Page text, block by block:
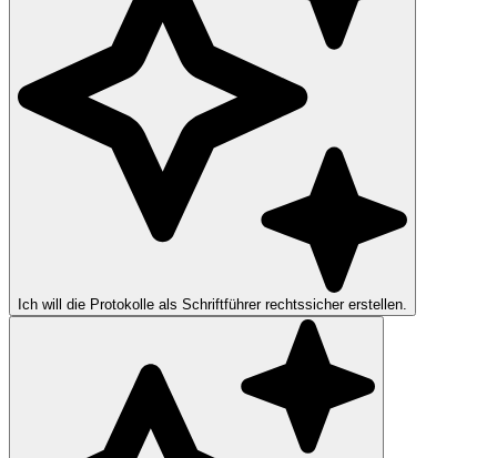
Ich will die Protokolle als Schriftführer rechtssicher erstellen.